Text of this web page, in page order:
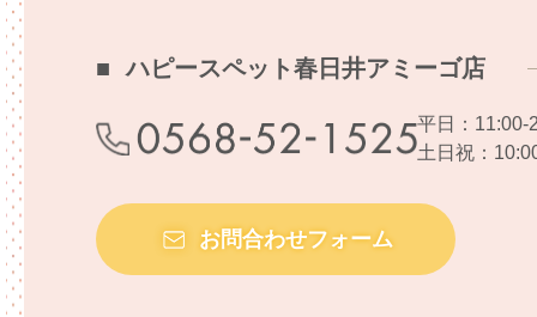
ハピースペット春日井アミーゴ店
平日：11:00-
土日祝：
お問合わせフォーム